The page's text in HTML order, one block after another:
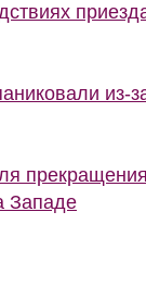
из-
Западе